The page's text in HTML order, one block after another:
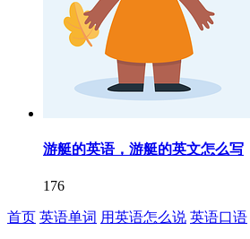
游艇的英语，游艇的英文怎么写
176
首页 英语单词 用英语怎么说 英语口语